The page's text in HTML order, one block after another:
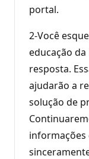
portal.
2-Você
educação
resposta.
ajudarão a
solução de
informações